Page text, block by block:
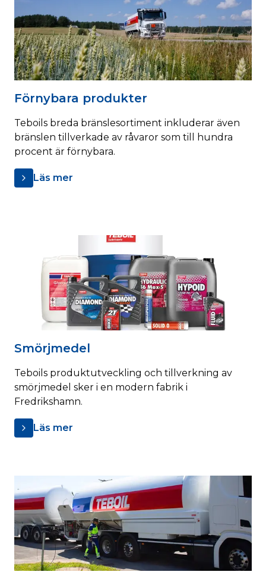
Förnybara produkter
Teboils breda bränslesortiment inkluderar även
bränslen tillverkade av råvaror som till hundra
procent är förnybara.
Läs mer
Smörjmedel
Teboils produktutveckling och tillverkning av
smörjmedel sker i en modern fabrik i
Fredrikshamn.
Läs mer